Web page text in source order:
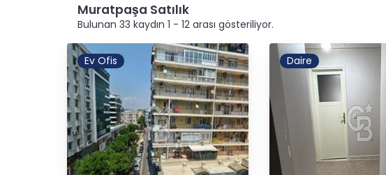
Muratpaşa Satılık
Bulunan 33 kaydın 1 - 12 arası gösteriliyor.
Ev Ofis Daire